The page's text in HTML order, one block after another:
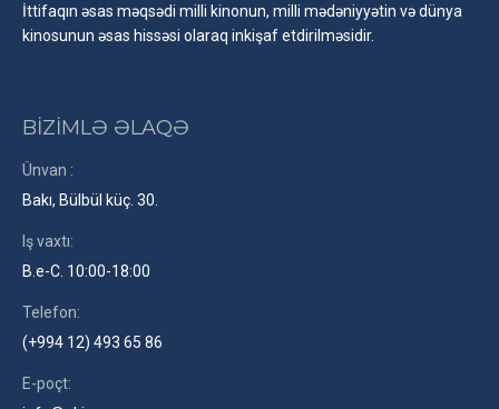
İttifaqın əsas məqsədi milli kinonun, milli mədəniyyətin və dünya
kinosunun əsas hissəsi olaraq inkişaf etdirilməsidir.
BİZİMLƏ ƏLAQƏ
Ünvan :
Bakı, Bülbül küç. 30.
Iş vaxtı:
B.e-C. 10:00-18:00
Telefon:
(+994 12) 493 65 86
E-poçt: